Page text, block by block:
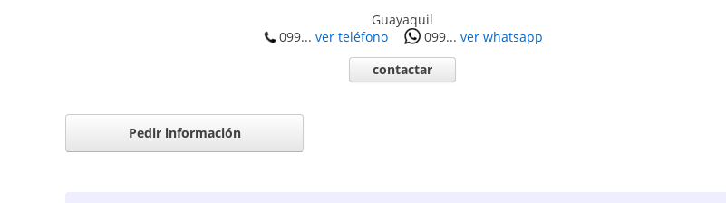
Guayaquil
099... ver teléfono 099... ver whatsapp
contactar
Pedir información